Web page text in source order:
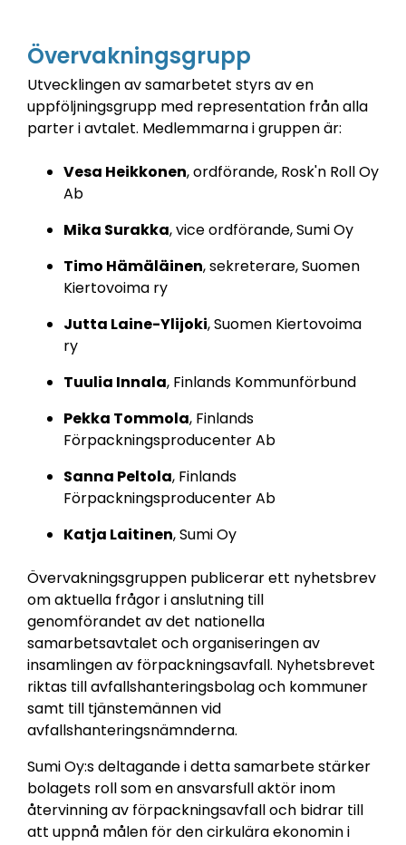
Övervakningsgrupp
Utvecklingen av samarbetet styrs av en
uppföljningsgrupp med representation från alla
parter i avtalet. Medlemmarna i gruppen är:
Vesa Heikkonen, ordförande, Rosk'n Roll Oy
Ab
Mika Surakka, vice ordförande, Sumi Oy
Timo Hämäläinen, sekreterare, Suomen
Kiertovoima ry
Jutta Laine-Ylijoki, Suomen Kiertovoima
ry
Tuulia Innala, Finlands Kommunförbund
Pekka Tommola, Finlands
Förpackningsproducenter Ab
Sanna Peltola, Finlands
Förpackningsproducenter Ab
Katja Laitinen, Sumi Oy
Övervakningsgruppen publicerar ett nyhetsbrev
om aktuella frågor i anslutning till
genomförandet av det nationella
samarbetsavtalet och organiseringen av
insamlingen av förpackningsavfall. Nyhetsbrevet
riktas till avfallshanteringsbolag och kommuner
samt till tjänstemännen vid
avfallshanteringsnämnderna.
Sumi Oy:s deltagande i detta samarbete stärker
bolagets roll som en ansvarsfull aktör inom
återvinning av förpackningsavfall och bidrar till
att uppnå målen för den cirkulära ekonomin i